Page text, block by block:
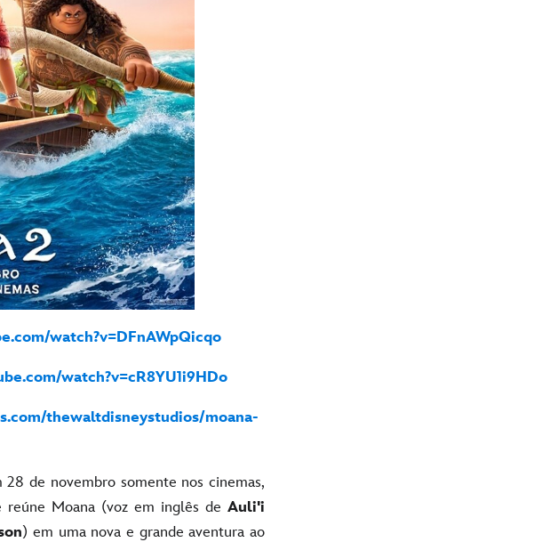
watch?v=DFnAWpQicqo
watch?v=cR8YU1i9HDo
thewaltdisneystudios/moana-
de novembro somente nos cinemas,
Moana (voz em inglês de Auli'i
) em uma nova e grande aventura ao